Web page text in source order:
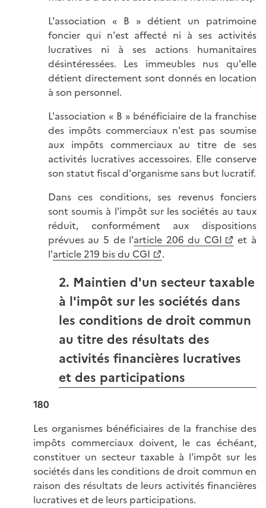
L'association « B » détient un patrimoine
foncier qui n'est affecté ni à ses activités
lucratives ni à ses actions humanitaires
désintéressées. Les immeubles nus qu'elle
détient directement sont donnés en location
à son personnel.
L'association « B » bénéficiaire de la franchise
des impôts commerciaux n'est pas soumise
aux impôts commerciaux au titre de ses
activités lucratives accessoires. Elle conserve
son statut fiscal d'organisme sans but lucratif.
Dans ces conditions, ses revenus fonciers
sont soumis à l'impôt sur les sociétés au taux
réduit, conformément aux dispositions
prévues au 5 de l'article 206 du CGI
et à
l'article 219 bis du CGI .
2. Maintien d'un secteur taxable
à l'impôt sur les sociétés dans
les conditions de droit commun
au titre des résultats des
activités financières lucratives
et des participations
180
Les organismes bénéficiaires de la franchise des
impôts commerciaux doivent, le cas échéant,
constituer un secteur taxable à l'impôt sur les
sociétés dans les conditions de droit commun en
raison des résultats de leurs activités financières
lucratives et de leurs participations.